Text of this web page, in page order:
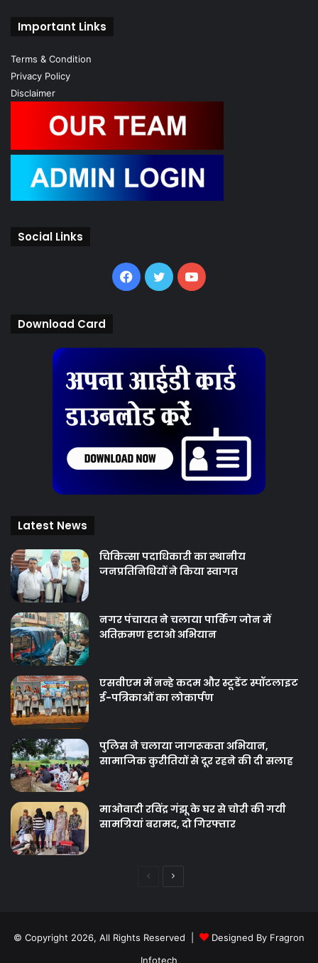
Important Links
Terms & Condition
Privacy Policy
Disclaimer
Social Links
Facebook
TwitterYouTube
Download Card
Latest News
चिकित्‍सा पदाधिकारी का स्थानीय
जनप्रतिनिधियों ने किया स्वागत
नगर पंचायत ने चलाया पार्किंग जोन में
अतिक्रमण हटाओ अभियान
एसवीएम में नन्हे कदम और स्टूडेंट स्पॉटलाइट
ई-पत्रिकाओं का लोकार्पण
पुलिस ने चलाया जागरूकता अभियान,
सामाजिक कुरीतियों से दूर रहने की दी सलाह
माओवादी रविंद्र गंझू के घर से चोरी की गयी
सामग्रियां बरामद, दो गिरफ्तार
PreviousNext
© Copyright 2026, All Rights Reserved |
Designed By Fragron
Infotech